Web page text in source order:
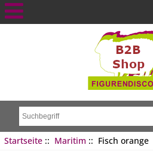
Startseite:: Maritim :: Fisch orange